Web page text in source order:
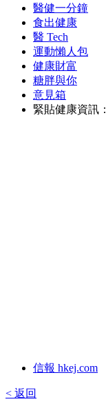
醫健一分鐘
食出健康
醫 Tech
運動懶人包
健康財富
糖胖與你
意見箱
緊貼健康資訊：
信報 hkej.com
< 返回